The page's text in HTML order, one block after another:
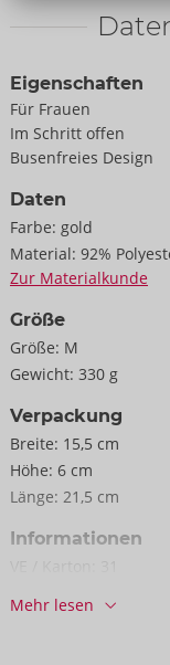
und mit
92% Polyester, 8%
Eigenschaften
Für Frauen
Im Schritt offen
Busenfreies Design
Daten
Farbe: gold
Material: 92%
Zur Materialkunde
Größe
Größe: M
Gewicht: 330 g
Verpackung
Breite: 15,5 cm
Höhe: 6 cm
Länge: 21,5 cm
Informationen
Mehr lesen